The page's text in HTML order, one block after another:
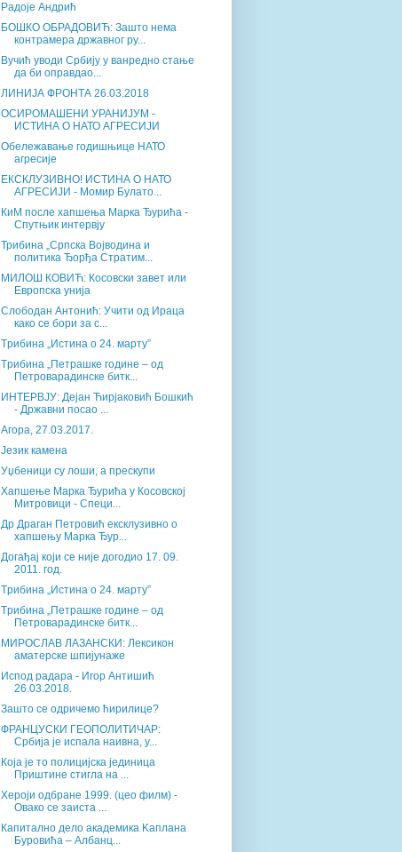
Радоје Андрић
БОШКО ОБРАДОВИЋ: Зашто нема
контрамера државног ру...
Вучић уводи Србију у ванредно стање
да би оправдао...
ЛИНИЈА ФРОНТА 26.03.2018
ОСИРОМАШЕНИ УРАНИЈУМ -
ИСТИНА О НАТО АГРЕСИЈИ
Обележавање годишњице НАТО
агресије
ЕКСКЛУЗИВНО! ИСТИНА О НАТО
АГРЕСИЈИ - Момир Булато...
КиМ после хапшења Марка Ђурића -
Спутњик интервју
Трибина „Српска Војводина и
политика Ђорђа Стратим...
МИЛОШ КОВИЋ: Косовски завет или
Европска унија
Слободан Антонић: Учити од Ираца
како се бори за с...
Tрибина „Истина о 24. марту”
Tрибина „Петрашке године – од
Петроварадинске битк...
ИНТЕРВЈУ: Дејан Ћирјаковић Бошкић
- Државни посао ...
Агора, 27.03.2017.
Језик камена
Уџбеници су лоши, а прескупи
Хапшење Марка Ђурића у Косовској
Митровици - Специ...
Др Драган Петровић ексклузивно о
хапшењу Марка Ђур...
Догађај који се није догодио 17. 09.
2011. год.
Tрибина „Истина о 24. марту”
Tрибина „Петрашке године – од
Петроварадинске битк...
МИРОСЛАВ ЛАЗАНСКИ: Лексикон
аматерске шпијунаже
Испод радара - Игор Антишић
26.03.2018.
Зашто се одричемо ћирилице?
ФРАНЦУСКИ ГЕОПОЛИТИЧАР:
Србија је испала наивна, у...
Која је то полицијска јединица
Приштине стигла на ...
Хероји одбране 1999. (цео филм) -
Овако се заиста ...
Капитално дело академика Kаплана
Буровића – Албанц...